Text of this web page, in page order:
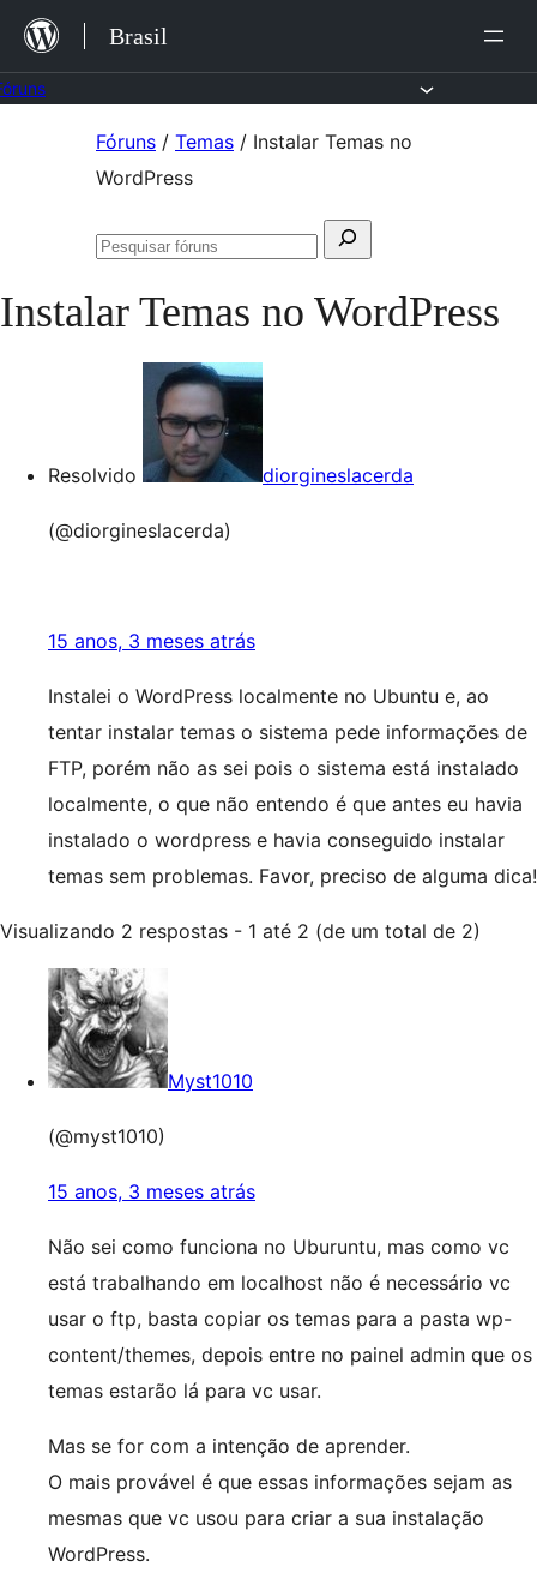
para
o
Brasil
Fóruns / Temas / Instalar Temas no
WordPress
Pesquisar
Pesquisar
Instalar Temas no WordPress
Resolvido diorgineslacerda
(@diorgineslacerda)
15 anos, 3 meses atrás
Instalei o WordPress localmente no Ubuntu e, ao
tentar instalar temas o sistema pede informações de
FTP, porém não as sei pois o sistema está instalado
localmente, o que não entendo é que antes eu havia
instalado o wordpress e havia conseguido instalar
temas sem problemas. Favor, preciso de alguma dica!
Visualizando 2 respostas - 1 até 2 (de um total de 2)
Myst1010
(@myst1010)
15 anos, 3 meses atrás
Não sei como funciona no Uburuntu, mas como vc
está trabalhando em localhost não é necessário vc
usar o ftp, basta copiar os temas para a pasta wp-
content/themes, depois entre no painel admin que os
temas estarão lá para vc usar.
Mas se for com a intenção de aprender.
O mais provável é que essas informações sejam as
mesmas que vc usou para criar a sua instalação
WordPress.